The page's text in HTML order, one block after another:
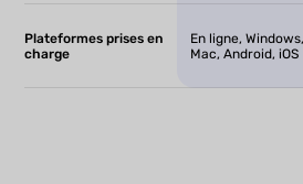
Plateformes prises en
charge
En ligne, Windows,
Mac, Android, iOS